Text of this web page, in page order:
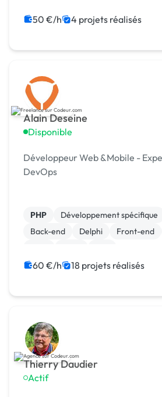
Site E-commerce
50 €/h 4 projets réalisés
Alain Deseine
Disponible
Développeur Web &Mobile -
DevOps
PHP Développement spécifique
Back-end
Delphi Front-end
60 €/h 18 projets réalisés
Thierry Daudier
Actif